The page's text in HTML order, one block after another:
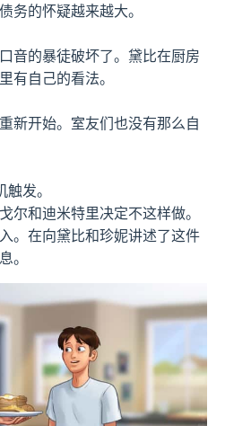
务的怀疑越来越大。
音的暴徒破坏了。黛比在厨房
有自己的看法。
新开始。室友们也没有那么自
发。
尔和迪米特里决定不这样做。
。在向黛比和珍妮讲述了这件
。